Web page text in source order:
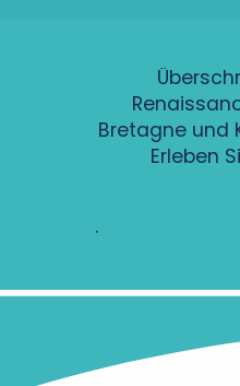
Bretagne und
Erleben
.